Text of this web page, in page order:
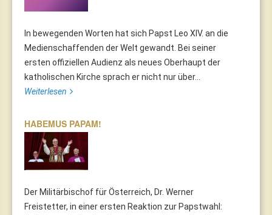
In bewegenden Worten hat sich Papst Leo XIV. an die
Medienschaffenden der Welt gewandt. Bei seiner
ersten offiziellen Audienz als neues Oberhaupt der
katholischen Kirche sprach er nicht nur über...
Weiterlesen
HABEMUS PAPAM!
Der Militärbischof für Österreich, Dr. Werner
Freistetter, in einer ersten Reaktion zur Papstwahl: